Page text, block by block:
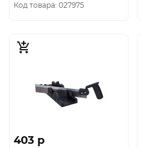
Код товара: 027975
403 p